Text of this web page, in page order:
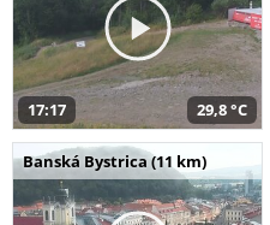
17:17 29,8 °C
Banská Bystrica (11 km)